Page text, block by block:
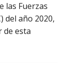
las Fuerzas
del año 2020,
de esta